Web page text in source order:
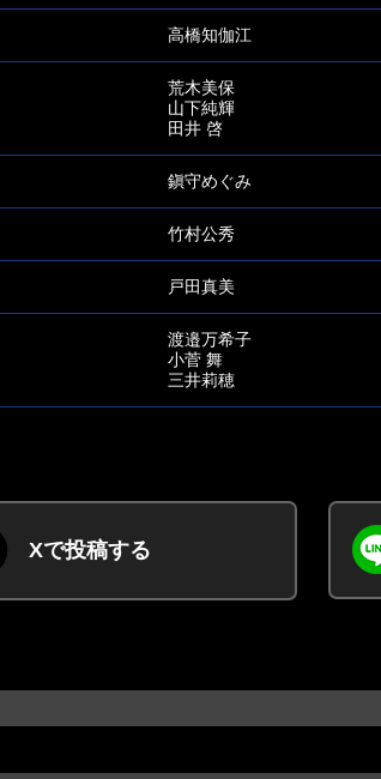
高橋知伽江
荒木美保
山下純輝
田井 啓
鎭守めぐみ
竹村公秀
戸田真美
渡邉万希子
小菅 舞
三井莉穂
Xで投稿する